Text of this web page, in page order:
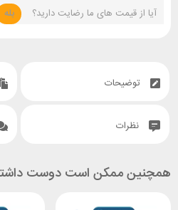
آیا از قیمت های ما رضایت دارید؟ بله
توضیحات
نظرات
همچنین ممکن است دوست